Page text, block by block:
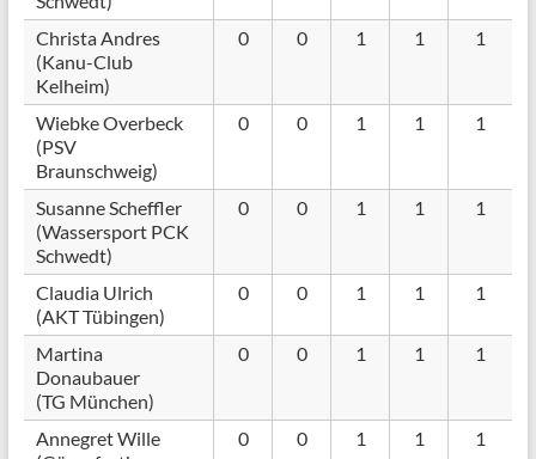
Christa Andres
(Kanu-Club
Kelheim)
0 0 1 1 1
Wiebke Overbeck
(PSV
Braunschweig)
0 0 1 1 1
Susanne Scheffler
(Wassersport PCK
Schwedt)
0 0 1 1 1
Claudia Ulrich
(AKT Tübingen)
0 0 1 1 1
Martina
Donaubauer
(TG München)
0 0 1 1 1
Annegret Wille
0 0 1 1 1